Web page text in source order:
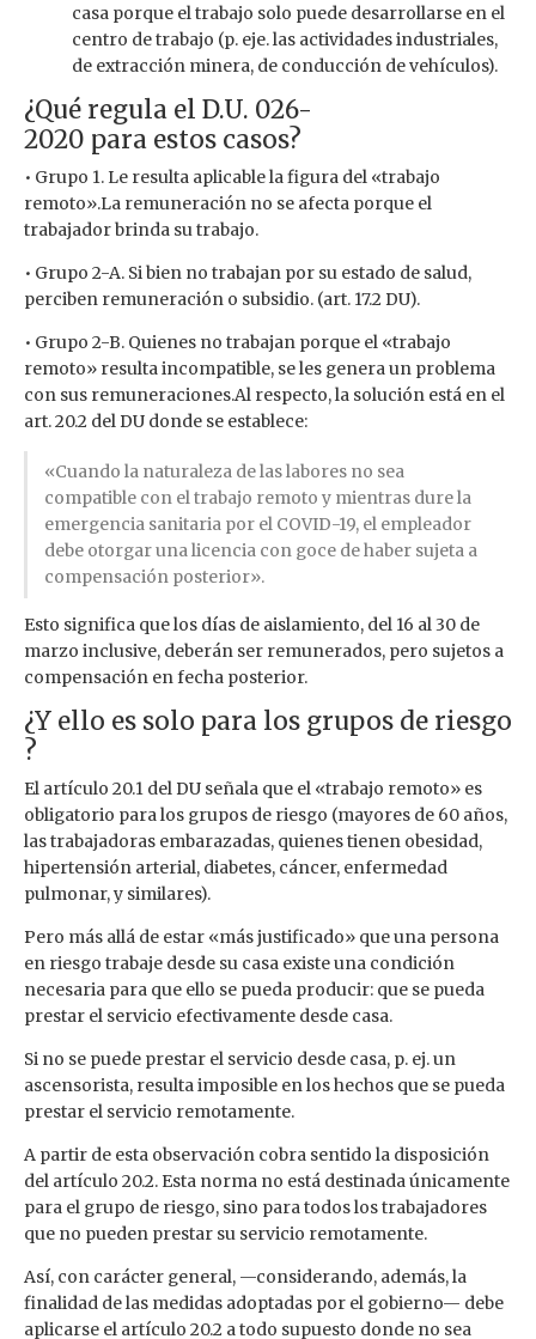
casa porque el trabajo solo puede desarrollarse en el
centro de trabajo (p. eje. las actividades industriales,
de extracción minera, de conducción de vehículos).
¿Qué regula el D.U. 026-
2020 para estos casos?
• Grupo 1. Le resulta aplicable la figura del «trabajo
remoto».La remuneración no se afecta porque el
trabajador brinda su trabajo.
• Grupo 2-A. Si bien no trabajan por su estado de salud,
perciben remuneración o subsidio. (art. 17.2 DU).
• Grupo 2-B. Quienes no trabajan porque el «trabajo
remoto» resulta incompatible, se les genera un problema
con sus remuneraciones.Al respecto, la solución está en el
art. 20.2 del DU donde se establece:
«Cuando la naturaleza de las labores no sea
compatible con el trabajo remoto y mientras dure la
emergencia sanitaria por el COVID-19, el empleador
debe otorgar una licencia con goce de haber sujeta a
compensación posterior».
Esto significa que los días de aislamiento, del 16 al 30 de
marzo inclusive, deberán ser remunerados, pero sujetos a
compensación en fecha posterior.
¿Y ello es solo para los grupos de riesgo
?
El artículo 20.1 del DU señala que el «trabajo remoto» es
obligatorio para los grupos de riesgo (mayores de 60 años,
las trabajadoras embarazadas, quienes tienen obesidad,
hipertensión arterial, diabetes, cáncer, enfermedad
pulmonar, y similares).
Pero más allá de estar «más justificado» que una persona
en riesgo trabaje desde su casa existe una condición
necesaria para que ello se pueda producir: que se pueda
prestar el servicio efectivamente desde casa.
Si no se puede prestar el servicio desde casa, p. ej. un
ascensorista, resulta imposible en los hechos que se pueda
prestar el servicio remotamente.
A partir de esta observación cobra sentido la disposición
del artículo 20.2. Esta norma no está destinada únicamente
para el grupo de riesgo, sino para todos los trabajadores
que no pueden prestar su servicio remotamente.
Así, con carácter general, —considerando, además, la
finalidad de las medidas adoptadas por el gobierno— debe
aplicarse el artículo 20.2 a todo supuesto donde no sea